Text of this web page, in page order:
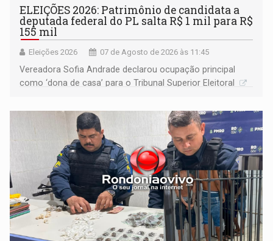
ELEIÇÕES 2026: Patrimônio de candidata a
deputada federal do PL salta R$ 1 mil para R$
155 mil
Eleições 2026 07 de Agosto de 2026 às 11:45
Vereadora Sofia Andrade declarou ocupação principal
como ‘dona de casa’ para o Tribunal Superior Eleitoral